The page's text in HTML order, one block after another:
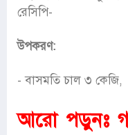
রেসিপি-
উপকরণ:
- বাসমতি চাল ৩ কেজি,
আরো পড়ুনঃ